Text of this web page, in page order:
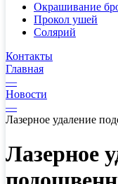
Окрашивание
Прокол ушей
Солярий
Контакты
Главная
—
Новости
—
Лазерное удаление
Лазерное